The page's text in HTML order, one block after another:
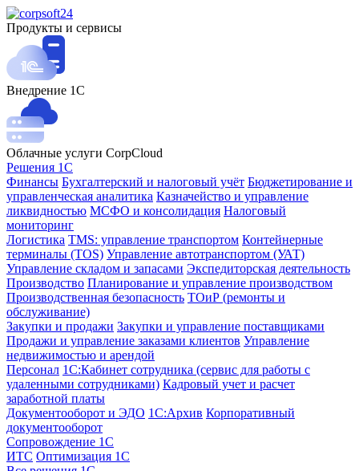
Продукты и сервисы
Внедрение 1С
Облачные услуги CorpCloud
Решения 1С
Финансы Бухгалтерский и налоговый учёт Бюджетирование и
управленческая аналитика Казначейство и управление
ликвидностью МСФО и консолидация Налоговый
мониторинг
Логистика TMS: управление транспортом Контейнерные
терминалы (TOS) Управление автотранспортом (УАТ)
Управление складом и запасами Экспедиторская деятельность
Производство Планирование и управление производством
Производственная безопасность ТОиР (ремонты и
обслуживание)
Закупки и продажи Закупки и управление поставщиками
Продажи и управление заказами клиентов Управление
недвижимостью и арендой
Персонал 1С:Кабинет сотрудника (сервис для работы с
удаленными сотрудниками) Кадровый учет и расчет
заработной платы
Документооборот и ЭДО 1С:Архив Корпоративный
документооборот
Сопровождение 1С
ИТС Оптимизация 1С